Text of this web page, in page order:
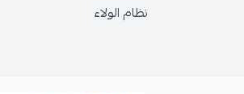
نظام الولاء